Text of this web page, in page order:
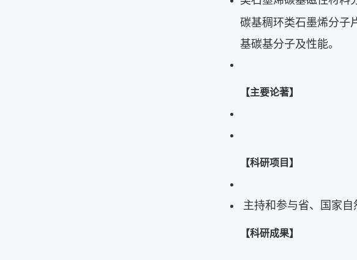
碳基稠环类石墨烯分子
基碳基分子及性能。
【主要论著】
【科研项目】
主持和参与省、国家自
【科研成果】